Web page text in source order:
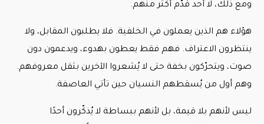
ومع ذلك، لا أحد قدّم أكثر منهم.
هؤلاء هم الذين يعملون في الخلفية. فلا يطلبون المقابل، ولا
ينتظرون الاعتراف. فهم فقط يعطون بهدوء، ويدعمون دون
صوت، ويتحرّكون بخفة حتى لا يُشعروا الآخرين بثقل معروفهم.
وهم أول من يُسقطهم النسيان حين تأتي العاصفة.
ليس لأنهم بلا قيمة، بل لأنهم ببساطة لا يُذكّرون أحدًا